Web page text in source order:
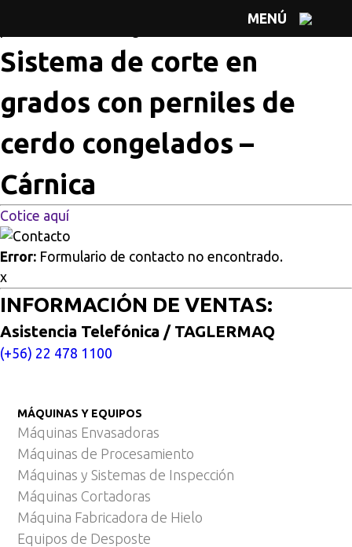
MENÚ
Sistema de corte en grados con
Sistema de corte en
grados con perniles de
cerdo congelados –
Cárnica
Cotice aquí
Error: Formulario de contacto no encontrado.
x
INFORMACIÓN DE VENTAS:
Asistencia Telefónica / TAGLERMAQ
(+56) 22 478 1100
MÁQUINAS Y EQUIPOS
Máquinas Envasadoras
Máquinas de Procesamiento
Máquinas y Sistemas de Inspección
Máquinas Cortadoras
Máquina Fabricadora de Hielo
Equipos de Desposte